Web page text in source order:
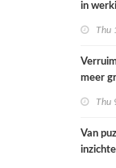
in
Thu
meer
Thu
Van